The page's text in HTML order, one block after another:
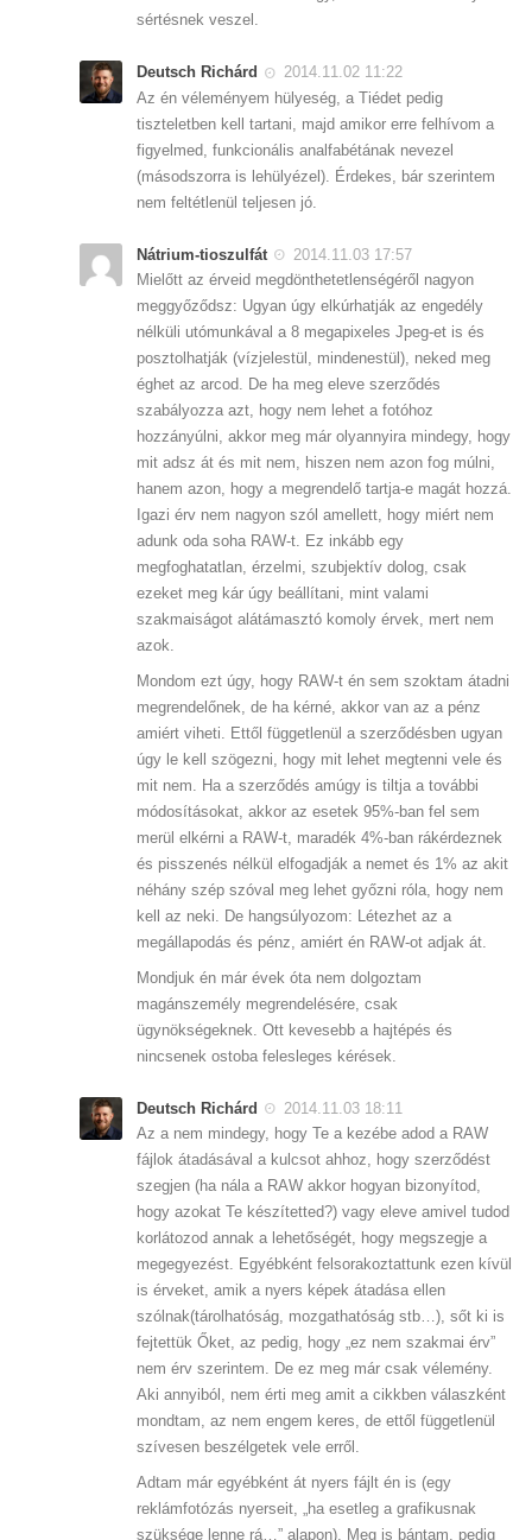
sértésnek veszel.
Deutsch Richárd
2014.11.02 11:22
Az én véleményem hülyeség, a Tiédet pedig
tiszteletben kell tartani, majd amikor erre felhívom a
figyelmed, funkcionális analfabétának nevezel
(másodszorra is lehülyézel). Érdekes, bár szerintem
nem feltétlenül teljesen jó.
Nátrium-tioszulfát
2014.11.03 17:57
Mielőtt az érveid megdönthetetlenségéről nagyon
meggyőződsz: Ugyan úgy elkúrhatják az engedély
nélküli utómunkával a 8 megapixeles Jpeg-et is és
posztolhatják (vízjelestül, mindenestül), neked meg
éghet az arcod. De ha meg eleve szerződés
szabályozza azt, hogy nem lehet a fotóhoz
hozzányúlni, akkor meg már olyannyira mindegy, hogy
mit adsz át és mit nem, hiszen nem azon fog múlni,
hanem azon, hogy a megrendelő tartja-e magát hozzá.
Igazi érv nem nagyon szól amellett, hogy miért nem
adunk oda soha RAW-t. Ez inkább egy
megfoghatatlan, érzelmi, szubjektív dolog, csak
ezeket meg kár úgy beállítani, mint valami
szakmaiságot alátámasztó komoly érvek, mert nem
azok.
Mondom ezt úgy, hogy RAW-t én sem szoktam átadni
megrendelőnek, de ha kérné, akkor van az a pénz
amiért viheti. Ettől függetlenül a szerződésben ugyan
úgy le kell szögezni, hogy mit lehet megtenni vele és
mit nem. Ha a szerződés amúgy is tiltja a további
módosításokat, akkor az esetek 95%-ban fel sem
merül elkérni a RAW-t, maradék 4%-ban rákérdeznek
és pisszenés nélkül elfogadják a nemet és 1% az akit
néhány szép szóval meg lehet győzni róla, hogy nem
kell az neki. De hangsúlyozom: Létezhet az a
megállapodás és pénz, amiért én RAW-ot adjak át.
Mondjuk én már évek óta nem dolgoztam
magánszemély megrendelésére, csak
ügynökségeknek. Ott kevesebb a hajtépés és
nincsenek ostoba felesleges kérések.
Deutsch Richárd
2014.11.03 18:11
Az a nem mindegy, hogy Te a kezébe adod a RAW
fájlok átadásával a kulcsot ahhoz, hogy szerződést
szegjen (ha nála a RAW akkor hogyan bizonyítod,
hogy azokat Te készítetted?) vagy eleve amivel tudod
korlátozod annak a lehetőségét, hogy megszegje a
megegyezést. Egyébként felsorakoztattunk ezen kívül
is érveket, amik a nyers képek átadása ellen
szólnak(tárolhatóság, mozgathatóság stb…), sőt ki is
fejtettük Őket, az pedig, hogy „ez nem szakmai érv”
nem érv szerintem. De ez meg már csak vélemény.
Aki annyiból, nem érti meg amit a cikkben válaszként
mondtam, az nem engem keres, de ettől függetlenül
szívesen beszélgetek vele erről.
Adtam már egyébként át nyers fájlt én is (egy
reklámfotózás nyerseit, „ha esetleg a grafikusnak
szüksége lenne rá…” alapon). Meg is bántam, pedig